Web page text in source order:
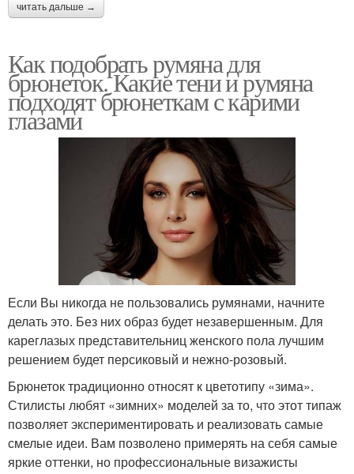
читать дальше →
Как подобрать румяна для
брюнеток. Какие тени и румяна
подходят брюнеткам с карими
глазами
Если Вы никогда не пользовались румянами, начните
делать это. Без них образ будет незавершенным. Для
кареглазых представительниц женского пола лучшим
решением будет персиковый и нежно-розовый.
Брюнеток традиционно относят к цветотипу «зима».
Стилисты любят «зимних» моделей за то, что этот типаж
позволяет экспериментировать и реализовать самые
смелые идеи. Вам позволено примерять на себя самые
яркие оттенки, но профессиональные визажисты